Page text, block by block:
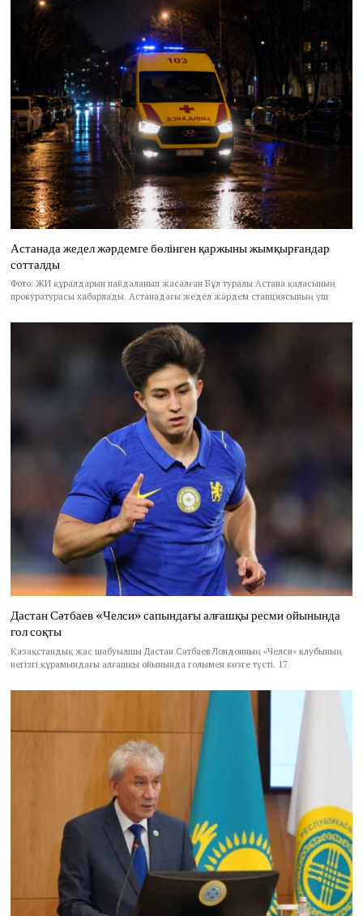
Астанада жедел жәрдемге бөлінген қаржыны жымқырғандар
сотталды
Фото: ЖИ құралдарын пайдаланып жасалған Бұл туралы Астана қаласының
прокуратурасы хабарлады. Астанадағы жедел жәрдем станциясының үш
Дастан Сәтбаев «Челси» сапындағы алғашқы ресми ойынында
гол соқты
Қазақстандық жас шабуылшы Дастан Сәтбаев Лондонның «Челси» клубының
негізгі құрамындағы алғашқы ойынында голымен көзге түсті. 17